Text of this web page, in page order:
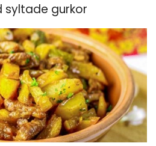
syltade gurkor